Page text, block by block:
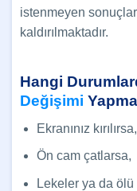
istenmeyen
kaldırılmaktadır.
Hangi
Değişimi
Ekranınız kırılırsa,
Ön cam çatlarsa,
Lekeler ya da